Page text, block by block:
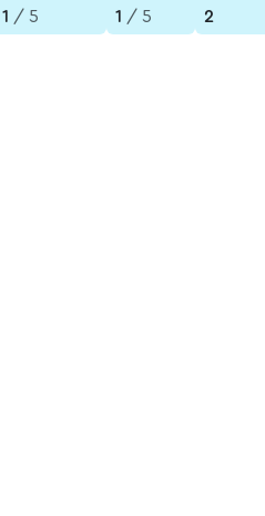
1 / 5
1 / 5
2